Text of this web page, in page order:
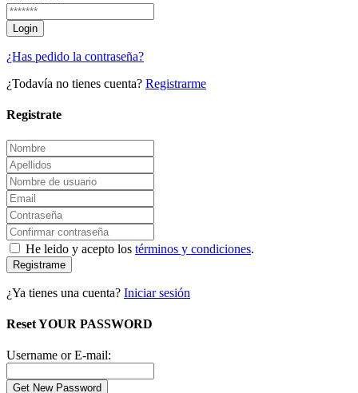
¿Has pedido la contraseña?
¿Todavía no tienes cuenta? Registrarme
Registrate
He leido y acepto los términos y condiciones.
Registrame
¿Ya tienes una cuenta? Iniciar sesión
Reset YOUR PASSWORD
Username or E-mail: